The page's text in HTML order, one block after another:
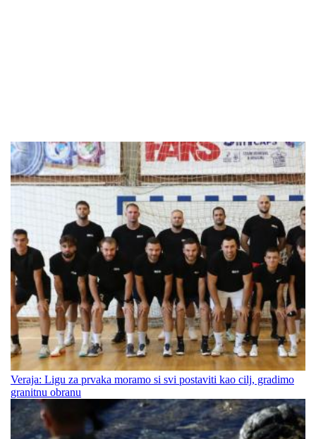
Veraja: Ligu za prvaka moramo si svi postaviti kao cilj, gradimo
granitnu obranu